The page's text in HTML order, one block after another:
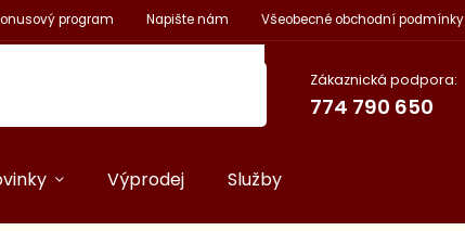
program Napište nám Všeobecné obchodní podmínky
Zákaznická podpora:
774 790 650
Výprodej Služby